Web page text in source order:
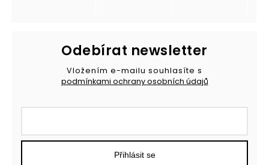
Odebírat newsletter
Vložením e-mailu souhlasíte s
podmínkami ochrany osobních údajů
Přihlásit se